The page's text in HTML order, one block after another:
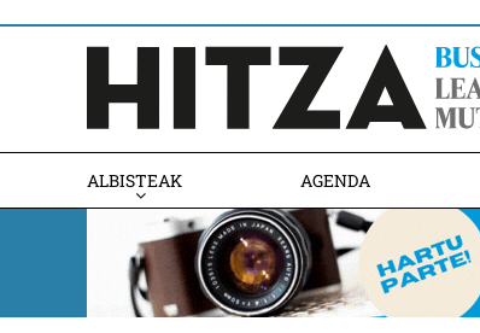
ALBISTEAK AGENDA